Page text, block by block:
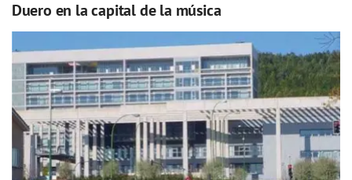
Duero en la capital de la música